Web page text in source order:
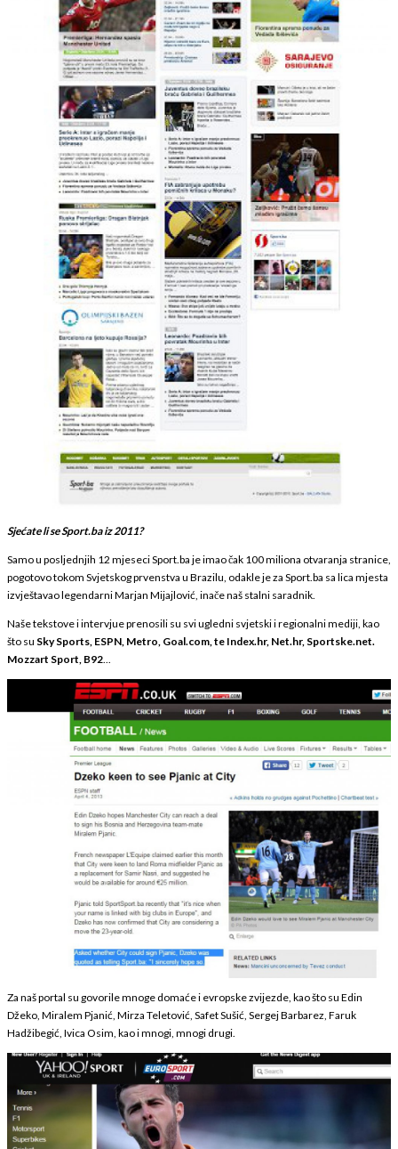
Sjećate li se Sport.ba iz 2011?
Samo u posljednjih 12 mjeseci Sport.ba je imao čak 100 miliona otvaranja stranice,
pogotovo tokom Svjetskog prvenstva u Brazilu, odakle je za Sport.ba sa lica mjesta
izvještavao legendarni Marjan Mijajlović, inače naš stalni saradnik.
Naše tekstove i intervjue prenosili su svi ugledni svjetski i regionalni mediji, kao
što su Sky Sports, ESPN, Metro, Goal.com, te Index.hr, Net.hr, Sportske.net.
Mozzart Sport, B92...
Za naš portal su govorile mnoge domaće i evropske zvijezde, kao što su Edin
Džeko, Miralem Pjanić, Mirza Teletović, Safet Sušić, Sergej Barbarez, Faruk
Hadžibegić, Ivica Osim, kao i mnogi, mnogi drugi.